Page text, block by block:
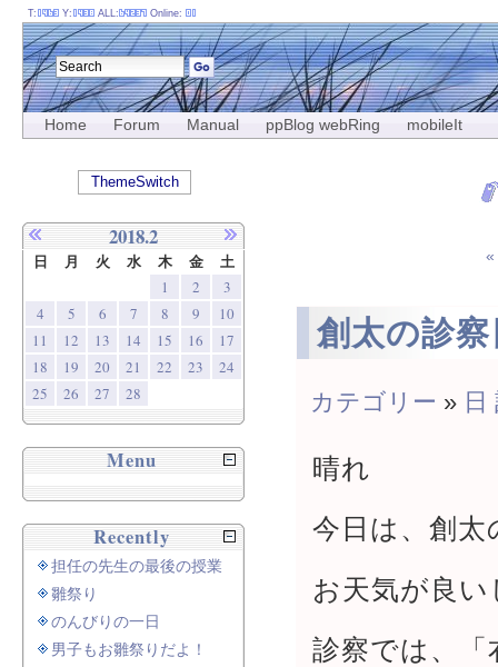
Home Forum Manual ppBlog webRing mobileIt
«
創太の診察
カテゴリー » 日
晴れ
今日は、創太
お天気が良
診察では、
T: Y: ALL: Online:
ThemeSwitch
2018.2
日 月 火 水 木 金 土
1 2
3
4
5 6 7 8 9
10
11
12 13 14 15 16
17
18
19 20 21 22 23
24
25
26 27 28
Menu
Recently
担任の先生の最後の授業
雛祭り
のんびりの一日
男子もお雛祭りだよ！